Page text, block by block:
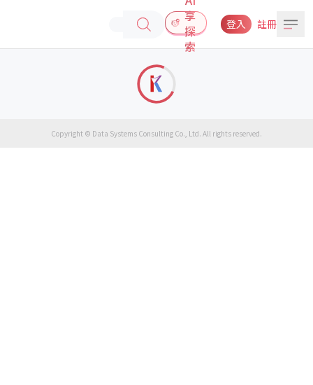
享
探
索
登入 註冊
Copyright © Data Systems Consulting Co., Ltd. All rights reserved.